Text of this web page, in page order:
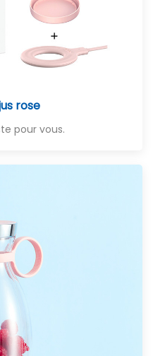
rose
pour vous.